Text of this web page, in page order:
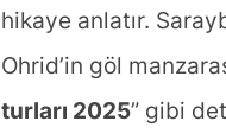
hikaye anlatır.
Ohrid’in göl
turları 2025” gibi